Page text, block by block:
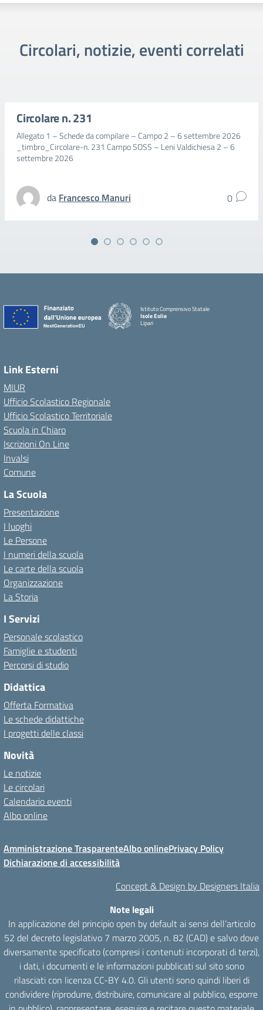
Circolari, notizie, eventi correlati
Circolare n. 231
Allegato 1 – Schede da compilare – Campo 2 – 6 settembre 2026
_timbro_Circolare-n. 231 Campo SOSS – Leni Valdichiesa 2 – 6
settembre 2026
da Francesco Manuri 0
Istituto Comprensivo Statale
Isole Eolie
Lipari
Link Esterni
MIUR
Ufficio Scolastico Regionale
Ufficio Scolastico Territoriale
Scuola in Chiaro
Iscrizioni On Line
Invalsi
Comune
La Scuola
Presentazione
I luoghi
Le Persone
I numeri della scuola
Le carte della scuola
Organizzazione
La Storia
I Servizi
Personale scolastico
Famiglie e studenti
Percorsi di studio
Didattica
Offerta Formativa
Le schede didattiche
I progetti delle classi
Novità
Le notizie
Le circolari
Calendario eventi
Albo online
Amministrazione TrasparenteAlbo onlinePrivacy Policy
Dichiarazione di accessibilità
Concept & Design by Designers Italia
Note legali
In applicazione del principio open by default ai sensi dell’articolo
52 del decreto legislativo 7 marzo 2005, n. 82 (CAD) e salvo dove
diversamente specificato (compresi i contenuti incorporati di terzi),
i dati, i documenti e le informazioni pubblicati sul sito sono
rilasciati con licenza CC-BY 4.0. Gli utenti sono quindi liberi di
condividere (riprodurre, distribuire, comunicare al pubblico, esporre